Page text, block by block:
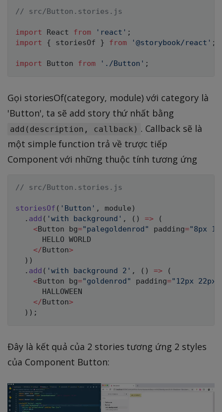
// src/Button.stories.js
import React from 'react' ;
import
{ storiesOf } from '@storybook/react' ;
import Button from './Button' ;
Gọi storiesOf(category, module) với category là
'Button', ta sẽ add story thứ nhất bằng
add(description, callback) . Callback sẽ là
một simple function trả về trược tiếp
Component với những thuộc tính tương ứng
// src/Button.stories.js
storiesOf ( 'Button' , module )
. add ( 'with background' , ( ) =>
(
<Button bg="palegoldenrod" padding="8px
HELLO WORLD
</Button>
) )
. add ( 'with background 2' , ( ) =>
(
<Button bg="goldenrod" padding="12px 22px"
HALLOWEEN
</Button>
) ) ;
Đây là kết quả của 2 stories tương ứng 2 styles
của Component Button: